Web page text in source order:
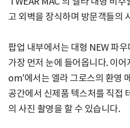
고 외벽을 장식하며 방문객들의
팝업 내부에서는 대형 NEW 파
가장 먼저 눈에 들어옵니다. 이
om'에서는 엘라 그로스의 환영
공간에서 신제품 텍스처를 직접
의 사진 촬영을 할 수 있습니다.